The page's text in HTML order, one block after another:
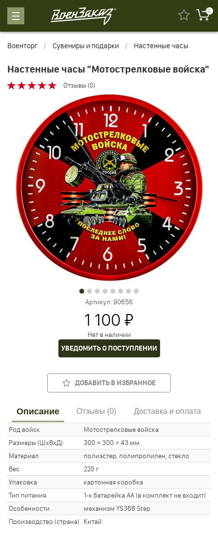
0
Военторг Сувениры и подарки Настенные часы
Настенные часы "Мотострелковые войска"
Отзывы (0)
Артикул:90656
1 100 ₽
Нет в наличии
УВЕДОМИТЬ О ПОСТУПЛЕНИИ
ДОБАВИТЬ В ИЗБРАННОЕ
Описание Отзывы (0) Доставка и оплата
Род войск
Мотострелковые войска
Размеры (ШхВхД)
300 × 300 × 43 мм
Материал
полиэстер, полипропилен, стекло
Вес
220 г
Упаковка
картонная коробка
Тип питания
1-х батарейка АА (в комплект не входит)
Особенности
механизм YS368 Step
Производство (страна)
Китай